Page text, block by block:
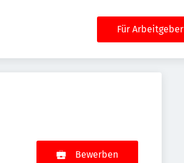
Für Arbeitgeber
Bewerben